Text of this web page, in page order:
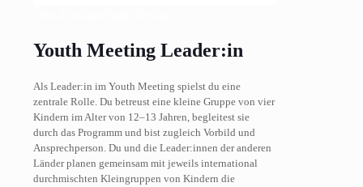
Youth Meeting Leader:in
Als Leader:in im Youth Meeting spielst du eine
zentrale Rolle. Du betreust eine kleine Gruppe von vier
Kindern im Alter von 12–13 Jahren, begleitest sie
durch das Programm und bist zugleich Vorbild und
Ansprechperson. Du und die Leader:innen der anderen
Länder planen gemeinsam mit jeweils international
durchmischten Kleingruppen von Kindern die